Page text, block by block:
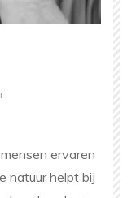
ervaren
natuur helpt bij